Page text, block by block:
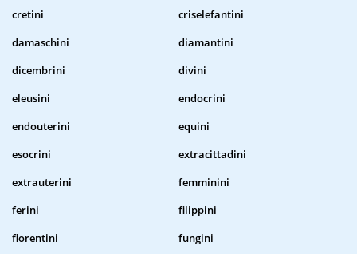
cretini
criselefantini
damaschini
diamantini
dicembrini
divini
eleusini
endocrini
endouterini
equini
esocrini
extracittadini
extrauterini
femminini
ferini
filippini
fiorentini
fungini